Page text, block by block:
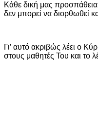
Κάθε δική μας
δεν μπορεί να διορθωθεί
Γι’ αυτό ακριβώς λέει ο
στους μαθητές Του και το